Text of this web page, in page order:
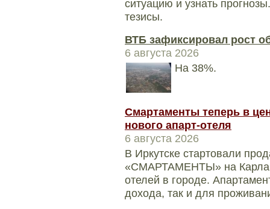
ситуацию и узнать
тезисы.
ВТБ зафиксировал рост
6 августа 2026
На 38%.
Смартаменты теперь в
нового апарт-отеля
6 августа 2026
В Иркутске стартовали
«СМАРТАМЕНТЫ» на Карла
отелей в городе.
дохода, так и для